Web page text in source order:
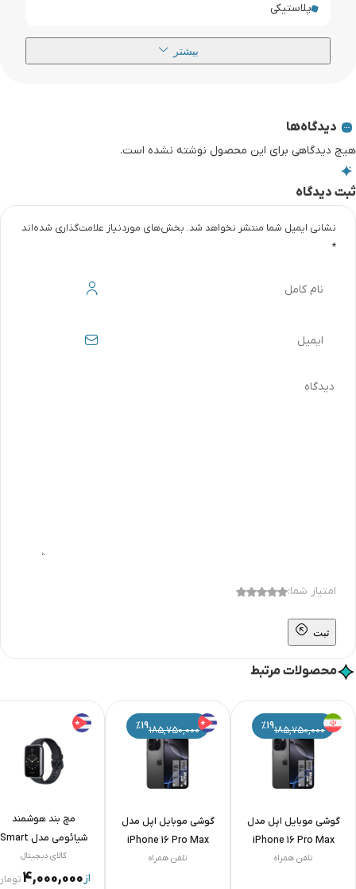
پلاستیکی
بیشتر
دیدگاه‌ها
دیدگاهی برای این محصول نوشته نشده است.
دیدگاه
نشانی ایمیل شما منتشر نخواهد شد. بخش‌های موردنیاز علامت‌گذاری شده‌اند
امتیاز شما:
محصولات مرتبط
موبایل اپل مدل
iPhone 16 Pro Max
ZAA دو سیم کارت
تلفن همراه
185,750,000
%19
گوشی موبایل اپل مدل
iPhone 16 Pro Max
ZAA دو سیم کارت
تلفن همراه
185,750,000
%19
مچ بند هوشمند
شیائومی مدل Smart
Band 7 Pro Global
Version
کالای دیجیتال
4,000,000تومان